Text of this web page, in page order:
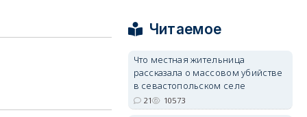
erid: 2SDnjdPjgYS
Читаемое
Что местная жительница
рассказала о массовом убийстве
в севастопольском селе
21 10573